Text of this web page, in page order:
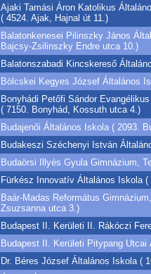
Ajaki Tamási Áron Katolikus
( 4524. Ajak, Hajnal út 11.)
Balatonkenesei Pilinszky János
Bajcsy-Zsilinszky Endre utca 10.)
Balatonszabadi Kincskereső
Bölcskei Kegyes József Általános
Bonyhádi Petőfi Sándor
( 7150. Bonyhád, Kossuth utca 4.)
Budajenői Általános Iskola ( 2093.
Budakeszi Széchenyi István
Budaörsi Illyés Gyula Gimnázium,
Fürkész Innovatív Általános Iskola
Baár-Madas Református
Zsuzsanna utca 3.)
Budapest II. Kerületi II. Rákóczi
Budapest II. Kerületi Pitypang
Dr. Béres József Általános Iskola (